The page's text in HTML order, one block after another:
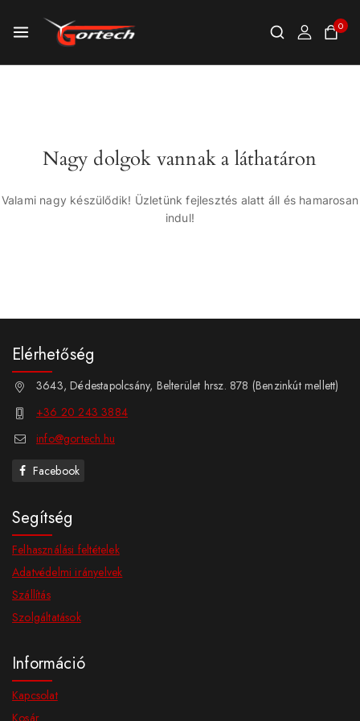
0
Nagy dolgok vannak a láthatáron
Valami nagy készülődik! Üzletünk fejlesztés alatt áll és hamarosan
indul!
Elérhetőség
3643, Dédestapolcsány, Belterület hrsz. 878 (Benzinkút mellett)
+36 20 243 3884
info@gortech.hu
Facebook
Segítség
Felhasználási feltételek
Adatvédelmi irányelvek
Szállítás
Szolgáltatások
Információ
Kapcsolat